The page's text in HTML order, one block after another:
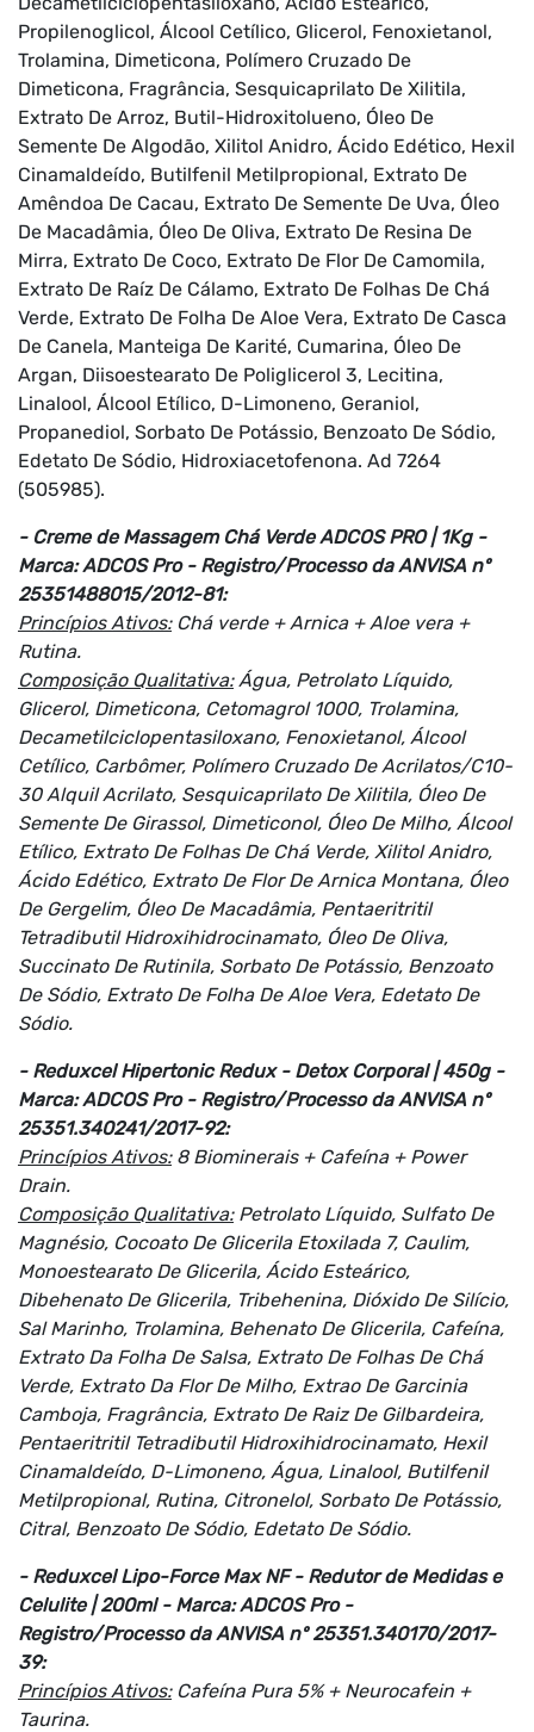
Propilenoglicol, Álcool Cetílico, Glicerol, Fenoxietanol,
Trolamina, Dimeticona, Polímero Cruzado De
Dimeticona, Fragrância, Sesquicaprilato De Xilitila,
Extrato De Arroz, Butil-Hidroxitolueno, Óleo De
Semente De Algodão, Xilitol Anidro, Ácido Edético, Hexil
Cinamaldeído, Butilfenil Metilpropional, Extrato De
Amêndoa De Cacau, Extrato De Semente De Uva, Óleo
De Macadâmia, Óleo De Oliva, Extrato De Resina De
Mirra, Extrato De Coco, Extrato De Flor De Camomila,
Extrato De Raíz De Cálamo, Extrato De Folhas De Chá
Verde, Extrato De Folha De Aloe Vera, Extrato De Casca
De Canela, Manteiga De Karité, Cumarina, Óleo De
Argan, Diisoestearato De Poliglicerol 3, Lecitina,
Linalool, Álcool Etílico, D-Limoneno, Geraniol,
Propanediol, Sorbato De Potássio, Benzoato De Sódio,
Edetato De Sódio, Hidroxiacetofenona. Ad 7264
(505985).
- Creme de Massagem Chá Verde ADCOS PRO | 1Kg -
Marca: ADCOS Pro - Registro/Processo da ANVISA nº
25351488015/2012-81:
Princípios Ativos:Chá verde + Arnica + Aloe vera +
Rutina.
Composição Qualitativa:Água, Petrolato Líquido,
Glicerol, Dimeticona, Cetomagrol 1000, Trolamina,
Decametilciclopentasiloxano, Fenoxietanol, Álcool
Cetílico, Carbômer, Polímero Cruzado De Acrilatos/C10-
30 Alquil Acrilato, Sesquicaprilato De Xilitila, Óleo De
Semente De Girassol, Dimeticonol, Óleo De Milho, Álcool
Etílico, Extrato De Folhas De Chá Verde, Xilitol Anidro,
Ácido Edético, Extrato De Flor De Arnica Montana, Óleo
De Gergelim, Óleo De Macadâmia, Pentaeritritil
Tetradibutil Hidroxihidrocinamato, Óleo De Oliva,
Succinato De Rutinila, Sorbato De Potássio, Benzoato
De Sódio, Extrato De Folha De Aloe Vera, Edetato De
Sódio.
- Reduxcel Hipertonic Redux - Detox Corporal | 450g -
Marca: ADCOS Pro - Registro/Processo da ANVISA nº
25351.340241/2017-92:
Princípios Ativos:8 Biominerais + Cafeína + Power
Drain.
Composição Qualitativa:Petrolato Líquido, Sulfato De
Magnésio, Cocoato De Glicerila Etoxilada 7, Caulim,
Monoestearato De Glicerila, Ácido Esteárico,
Dibehenato De Glicerila, Tribehenina, Dióxido De Silício,
Sal Marinho, Trolamina, Behenato De Glicerila, Cafeína,
Extrato Da Folha De Salsa, Extrato De Folhas De Chá
Verde, Extrato Da Flor De Milho, Extrao De Garcinia
Camboja, Fragrância, Extrato De Raiz De Gilbardeira,
Pentaeritritil Tetradibutil Hidroxihidrocinamato, Hexil
Cinamaldeído, D-Limoneno, Água, Linalool, Butilfenil
Metilpropional, Rutina, Citronelol, Sorbato De Potássio,
Citral, Benzoato De Sódio, Edetato De Sódio.
- Reduxcel Lipo-Force Max NF - Redutor de Medidas e
Celulite | 200ml - Marca: ADCOS Pro -
Registro/Processo da ANVISA nº 25351.340170/2017-
39:
Princípios Ativos:Cafeína Pura 5% + Neurocafein +
Taurina.